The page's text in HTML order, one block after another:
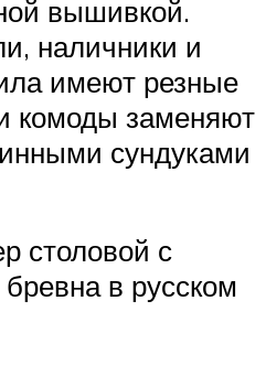
вышивкой.
наличники и
имеют резные
комоды заменяют
сундуками
столовой с
в русском